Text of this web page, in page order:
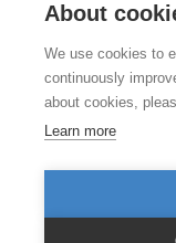
Stiftung für das Tier im Recht
Rigistrasse 9
CH - 8006 Zürich
info@tierimrecht.org
Ihre Spende kann von
IBAN: CH17 0900 0000 8770
About
We use cookies to
continuously
about cookies,
Learn more